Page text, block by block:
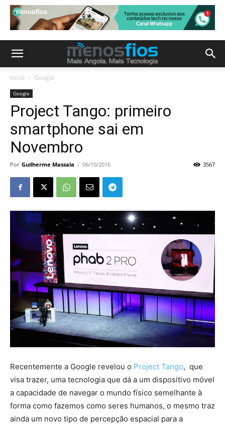
Início Google
Google
Project Tango: primeiro
smartphone sai em
Novembro
Por Guilherme Massala - 06/10/2016 3567
Recentemente a Google revelou o Project Tango, que
visa trazer, uma tecnologia que dá a um dispositivo móvel
a capacidade de navegar o mundo físico semelhante à
forma como fazemos como seres humanos, o mesmo traz
ainda um novo tipo de percepção espacial para a